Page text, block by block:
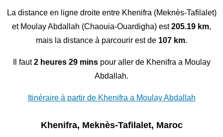
La distance en ligne droite entre Khenifra (Meknès-Tafilalet)
et Moulay Abdallah (Chaouia-Ouardigha) est205.19 km,
mais la distance à parcourir est de 107 km.
Il faut2 heures 29 minspour aller de Khenifra a Moulay
Abdallah.
Itinéraire à partir de Khenifra a Moulay Abdallah
Khenifra, Meknès-Tafilalet, Maroc